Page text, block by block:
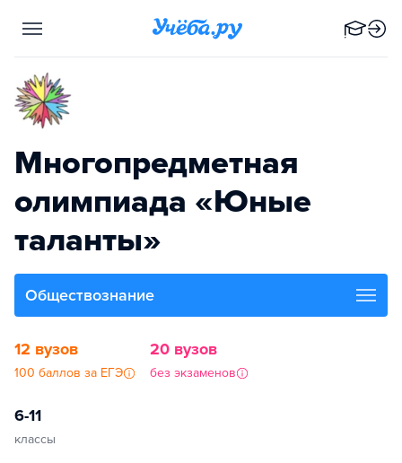
Многопредметная
олимпиада «Юные
таланты»
Обществознание
12 вузов
100 баллов за ЕГЭ
20 вузов
без экзаменов
6-11
классы